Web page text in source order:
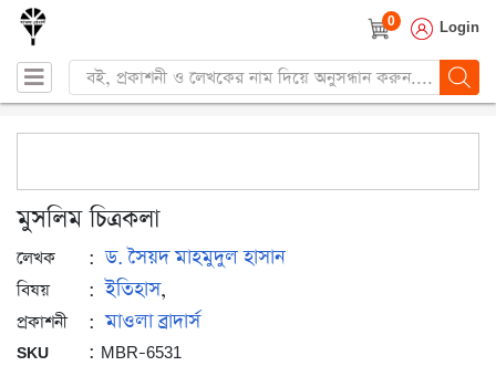
0 Login
Products
search
মুসলিম চিত্রকলা
লেখক : ড. সৈয়দ মাহমুদুল হাসান
বিষয় : ইতিহাস,
প্রকাশনী : মাওলা ব্রাদার্স
SKU : MBR-6531